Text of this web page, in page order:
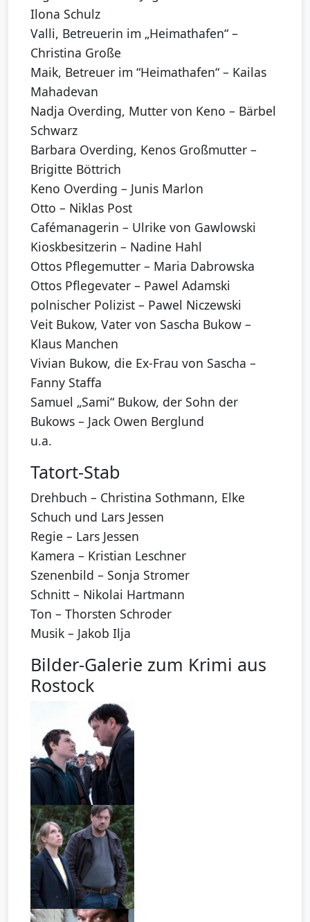
Ilona Schulz
Valli, Betreuerin im „Heimathafen“ –
Christina Große
Maik, Betreuer im “Heimathafen“ – Kailas
Mahadevan
Nadja Overding, Mutter von Keno – Bärbel
Schwarz
Barbara Overding, Kenos Großmutter –
Brigitte Böttrich
Keno Overding – Junis Marlon
Otto – Niklas Post
Cafémanagerin – Ulrike von Gawlowski
Kioskbesitzerin – Nadine Hahl
Ottos Pflegemutter – Maria Dabrowska
Ottos Pflegevater – Pawel Adamski
polnischer Polizist – Pawel Niczewski
Veit Bukow, Vater von Sascha Bukow –
Klaus Manchen
Vivian Bukow, die Ex-Frau von Sascha –
Fanny Staffa
Samuel „Sami“ Bukow, der Sohn der
Bukows – Jack Owen Berglund
u.a.
Tatort-Stab
Drehbuch – Christina Sothmann, Elke
Schuch und Lars Jessen
Regie – Lars Jessen
Kamera – Kristian Leschner
Szenenbild – Sonja Stromer
Schnitt – Nikolai Hartmann
Ton – Thorsten Schroder
Musik – Jakob Ilja
Bilder-Galerie zum Krimi aus
Rostock